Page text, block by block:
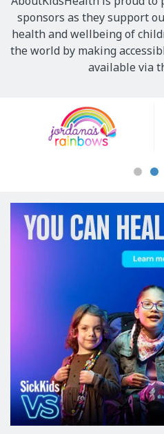
sponsors as they support
health and wellbeing of
the world by making
available via
Sponsors